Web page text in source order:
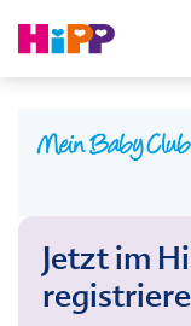
Jetzt im